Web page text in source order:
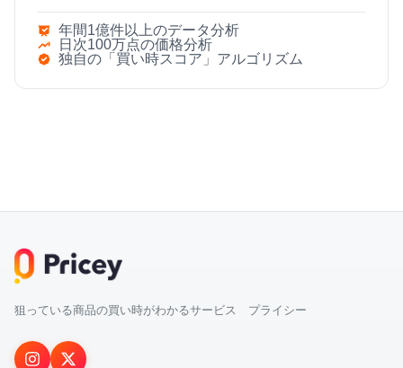
年間1億件以上のデータ分析
日次100万点の価格分析
独自の「買い時スコア」アルゴリズム
狙っている商品の買い時がわかるサービス プライシー